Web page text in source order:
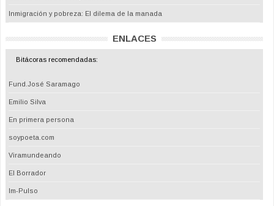
Inmigración y pobreza: El dilema de la manada
ENLACES
Bitácoras recomendadas:
Fund.José Saramago
Emilio Silva
En primera persona
soypoeta.com
Viramundeando
El Borrador
Im-Pulso